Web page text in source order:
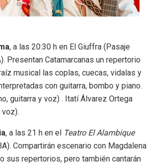
, a las 20:30 h en El Giuffra (Pasaje
Presentan Catamarcanas un repertorio
musical las coplas, cuecas, vidalas y
con guitarra, bombo y piano.
guitarra y voz) . Itatí Álvarez Ortega
, a las 21 h en el Teatro El Alambique
Compartirán escenario con Magdalena
sus repertorios, pero también cantarán